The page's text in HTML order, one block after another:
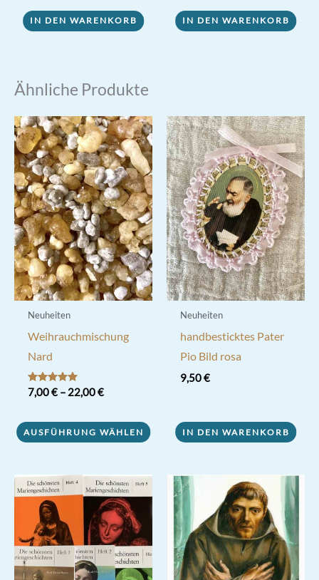
IN DEN WARENKORB
0,70 €0,50 €.
IN DEN WARENKORB
Ähnliche Produkte
Neuheiten
Weihrauchmischung
Nard
Bewertet mit
5.00
7,00€– 22,00€
AUSFÜHRUNG WÄHLEN
Produkt
mehrere
Varianten
auf.
Die
Optionen
können
Neuheiten
handbesticktes Pater
Pio Bild rosa
9,50€
IN DEN WARENKORB